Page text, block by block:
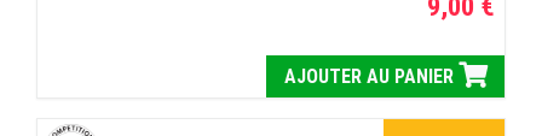
9,00 €
AJOUTER AU PANIER